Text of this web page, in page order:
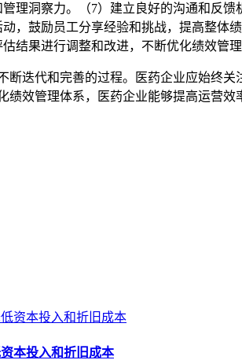
理洞察力。（7）建立良好的沟通和反
，鼓励员工分享经验和挑战，提高整
结果进行调整和改进，不断优化绩效管理
迭代和完善的过程。医药企业应始终
效管理体系，医药企业能够提高运营
本投入和折旧成本